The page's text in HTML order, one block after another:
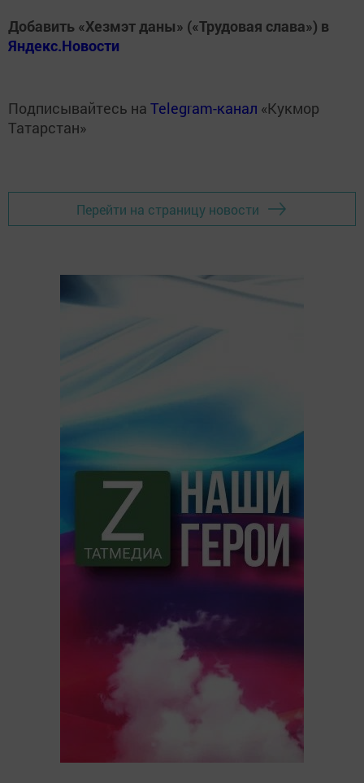
Добавить «Хезмэт даны» («Трудовая слава») в
Яндекс.Новости
Подписывайтесь на Telegram-канал «Кукмор
Татарстан»
Перейти на страницу новости